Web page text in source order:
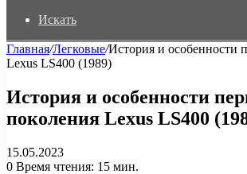
Искать
Главная/Легковые/История и особенности
Lexus LS400 (1989)
История и особенности
поколения Lexus LS400
15.05.2023
0 Время чтения: 15 мин.